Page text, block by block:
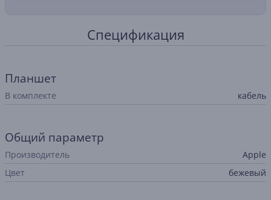
Спецификация
Планшет
В комплекте кабель
Общий параметр
Производитель
Apple
Цвет
бежевый